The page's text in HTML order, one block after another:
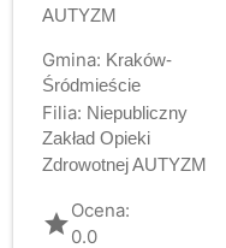
AUTYZM
Gmina: Kraków-
Śródmieście
Filia: Niepubliczny
Zakład Opieki
Zdrowotnej AUTYZM
gradeOcena:
0.0